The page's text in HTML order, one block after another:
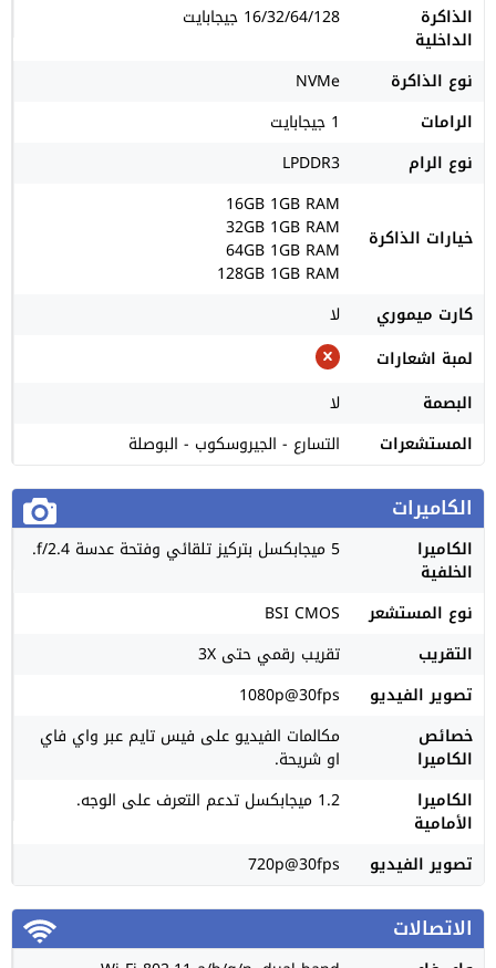
الذاكرة
الداخلية
16/32/64/128 جيجابايت
نوع الذاكرة
NVMe
الرامات
1 جيجابايت
نوع الرام
LPDDR3
خيارات الذاكرة
16GB 1GB RAM
32GB 1GB RAM
64GB 1GB RAM
128GB 1GB RAM
كارت ميموري
لا
لمبة اشعارات
البصمة
لا
المستشعرات
التسارع - الجيروسكوب - البوصلة
الكاميرات
الكاميرا
الخلفية
5 ميجابكسل بتركيز تلقائي وفتحة عدسة f/2.4.
نوع المستشعر
BSI CMOS
التقريب
تقريب رقمي حتى 3X
تصوير الفيديو
1080p@30fps
خصائص
الكاميرا
مكالمات الفيديو على فيس تايم عبر واي فاي
او شريحة.
الكاميرا
الأمامية
1.2 ميجابكسل تدعم التعرف على الوجه.
تصوير الفيديو 720p@30fps
الاتصالات